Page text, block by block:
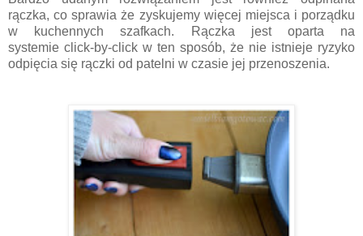
rączka, co sprawia że zyskujemy więcej miejsca i porządku
w kuchennych szafkach. Rączka jest oparta na
systemie click-by-click w ten sposób, że nie istnieje ryzyko
odpięcia się rączki od patelni w czasie jej przenoszenia.